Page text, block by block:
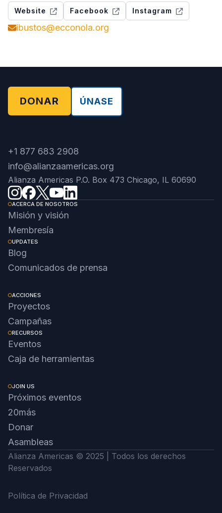
Website Facebook Instagram
ibustos@ecconola.org
DONAR ÚNASE
+1 877 683 2908
info@alianzaamericas.org
Alianza Americas P.O. Box 473 Chicago, IL 60690
ACERCA DE NOSOTROS
Misión y visión
Membresía
UPDATES
Blog
Comunicados de prensa
ACCIONES
Proyectos
Campañas
RECURSOS
Eventos
Caja de herramientas
JOIN US
Próximos eventos
20más
Donar
Asambleas
Alianza Americas © 2025 | Todos los derechos
Reservados
Política de Privacidad